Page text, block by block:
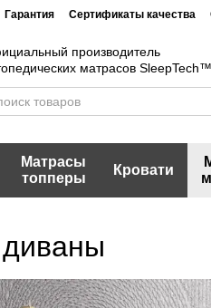
Гарантия Сертификаты качества
производитель
матрасов SleepTech™
Матрасы
топперы
Кровати